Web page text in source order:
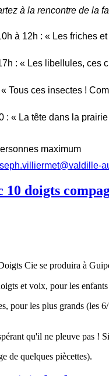
à la rencontre de la
à 12h : « Les friches
: « Les libellules, ces
Tous ces insectes !
: « La tête dans la
maximum
doigts
Cie se produira à
et voix, pour les
pour les plus grands
qu'il ne pleuve pas !
de quelques piècettes).